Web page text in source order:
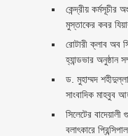
কেন্দ্রীয় কর্মসূচীর
মুস্তাকের কবর
রোটারী ক্লাব অব
হ্যান্ডভার অনুষ্ঠান
ড. মুহাম্মদ
সাংবাদিক মাহবুব
সিলেটের
বলাৎকারে